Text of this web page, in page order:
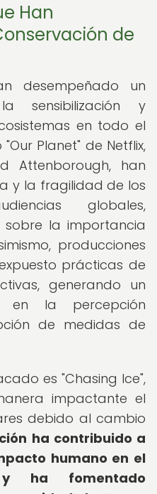
Han
de
desempeñado un
sensibilización y
en todo el
Planet" de Netflix,
Attenborough, han
y la fragilidad de los
globales,
la importancia
producciones
prácticas de
generando un
en la percepción
de medidas de
es "Chasing Ice",
impactante el
debido al cambio
ha contribuido a
humano en el
ha fomentado